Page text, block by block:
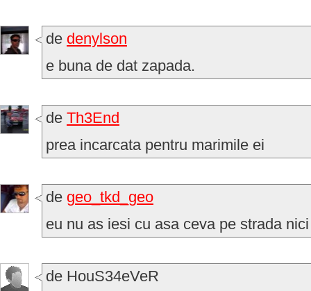
de denylson
e buna de dat zapada.
de Th3End
prea incarcata pentru marimile ei
de geo_tkd_geo
eu nu as iesi cu asa ceva pe strada
de HouS34eVeR